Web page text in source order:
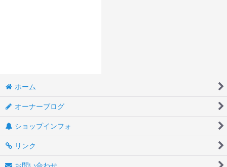
ホーム
オーナーブログ
ショップインフォ
リンク